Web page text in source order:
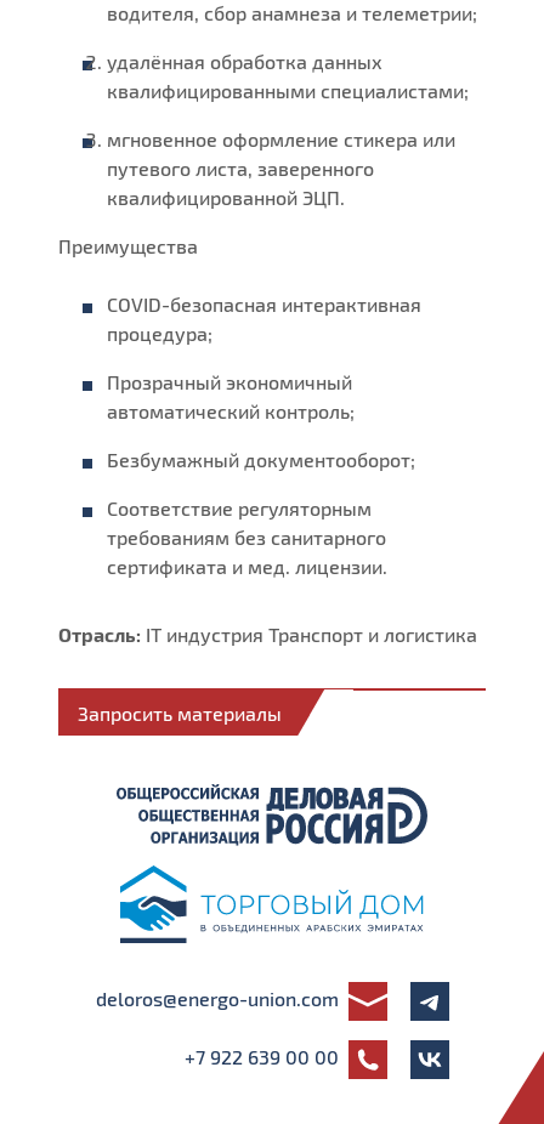
водителя, сбор анамнеза и телеметрии;
удалённая обработка данных
квалифицированными специалистами;
мгновенное оформление стикера или
путевого листа, заверенного
квалифицированной ЭЦП.
Преимущества
COVID-безопасная интерактивная
процедура;
Прозрачный экономичный
автоматический контроль;
Безбумажный документооборот;
Соответствие регуляторным
требованиям без санитарного
сертификата и мед. лицензии.
Отрасль: IT индустрия Транспорт и логистика
Запросить материалы
deloros@energo-union.com
+7 922 639 00 00